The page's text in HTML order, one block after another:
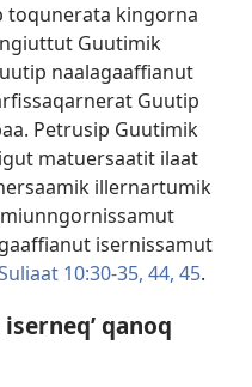
toqunerata kingor­na
Guutimik
naalagaaf­fianut
Guutip
Petrusip Guutimik
matuersaatit ilaat
il­ler­nar­tumik
iser­nis­samut
10:30-35, 44, 45.
qanoq